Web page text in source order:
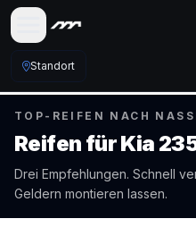
Standort
TOP-REIFEN NACH
Reifen fürKia
Drei Empfehlungen. Schnell
Geldern montieren lassen.